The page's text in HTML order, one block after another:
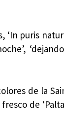
puris
de la
de